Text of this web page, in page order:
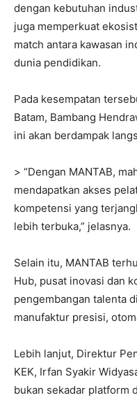
dengan kebutuhan
juga memperkuat
match antara kawasan
dunia pendidikan.
Pada kesempatan
Batam, Bambang
ini akan berdampak
> “Dengan MANTAB,
mendapatkan akses
kompetensi yang
lebih terbuka,” jelasnya.
Selain itu, MANTAB
Hub, pusat inovasi dan
pengembangan talenta
manufaktur presisi,
Lebih lanjut, Direktur
KEK, Irfan Syakir
bukan sekadar platform